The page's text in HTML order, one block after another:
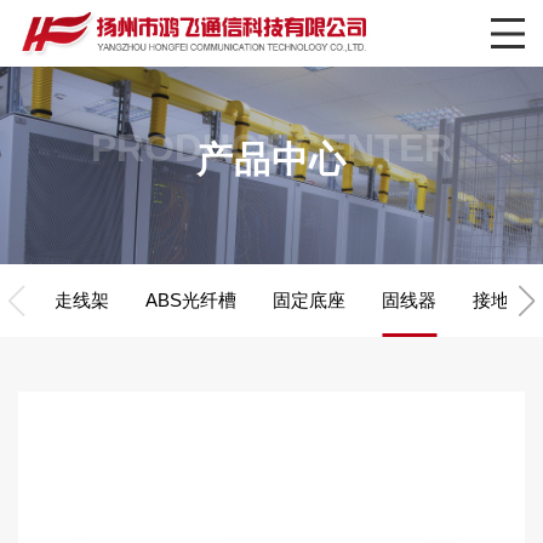
PRODUCT CENTER
产品中心
走线架 ABS光纤槽 固定底座 固线器 接地铜